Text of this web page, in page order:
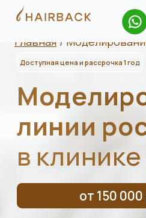
линии роста
в клинике
Доступная цена и рассрочка 1 год
от 150 000 рублей
Без рубцов и боли за 1 день
/ Моделирование линии